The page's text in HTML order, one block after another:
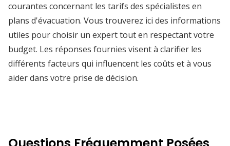
courantes concernant les tarifs des spécialistes en
plans d'évacuation. Vous trouverez ici des informations
utiles pour choisir un expert tout en respectant votre
budget. Les réponses fournies visent à clarifier les
différents facteurs qui influencent les coûts et à vous
aider dans votre prise de décision.